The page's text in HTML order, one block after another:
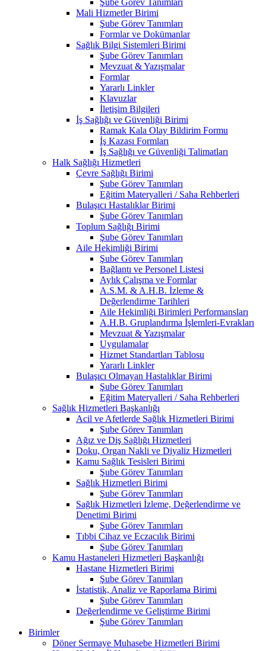
Mali Hizmetler Birimi
Şube Görev Tanımları
Formlar ve Dokümanlar
Sağlık Bilgi Sistemleri Birimi
Şube Görev Tanımları
Mevzuat & Yazışmalar
Formlar
Yararlı Linkler
Klavuzlar
İletişim Bilgileri
İş Sağlığı ve Güvenliği Birimi
Ramak Kala Olay Bildirim Formu
İş Kazası Formları
İş Sağlığı ve Güvenliği Talimatları
Halk Sağlığı Hizmetleri
Çevre Sağlığı Birimi
Şube Görev Tanımları
Eğitim Materyalleri / Saha Rehberleri
Bulaşıcı Hastalıklar Birimi
Şube Görev Tanımları
Toplum Sağlığı Birimi
Şube Görev Tanımları
Aile Hekimliği Birimi
Şube Görev Tanımları
Bağlantı ve Personel Listesi
Aylık Çalışma ve Formlar
A.S.M. & A.H.B. İzleme &
Değerlendirme Tarihleri
Aile Hekimliği Birimleri Performansları
A.H.B. Gruplandırma İşlemleri-Evrakları
Mevzuat & Yazışmalar
Uygulamalar
Hizmet Standartları Tablosu
Yararlı Linkler
Bulaşıcı Olmayan Hastalıklar Birimi
Şube Görev Tanımları
Eğitim Materyalleri / Saha Rehberleri
Sağlık Hizmetleri Başkanlığı
Acil ve Afetlerde Sağlık Hizmetleri Birimi
Şube Görev Tanımları
Ağız ve Diş Sağlığı Hizmetleri
Doku, Organ Nakli ve Diyaliz Hizmetleri
Kamu Sağlık Tesisleri Birimi
Şube Görev Tanımları
Sağlık Hizmetleri Birimi
Şube Görev Tanımları
Sağlık Hizmetleri İzleme, Değerlendirme ve
Denetimi Birimi
Şube Görev Tanımları
Tıbbi Cihaz ve Eczacılık Birimi
Şube Görev Tanımları
Kamu Hastaneleri Hizmetleri Başkanlığı
Hastane Hizmetleri Birimi
Şube Görev Tanımları
İstatistik, Analiz ve Raporlama Birimi
Şube Görev Tanımları
Değerlendirme ve Geliştirme Birimi
Şube Görev Tanımları
Birimler
Döner Sermaye Muhasebe Hizmetleri Birimi